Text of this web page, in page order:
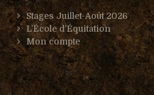
Stages Juillet-Août 2026
L’École d’Équitation
Mon compte